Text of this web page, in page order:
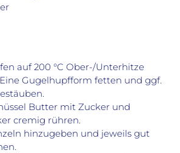
auf 200 °C Ober-/Unterhitze
Gugelhupfform fetten und ggf.
Butter mit Zucker und
cremig rühren.
hinzugeben und jeweils gut